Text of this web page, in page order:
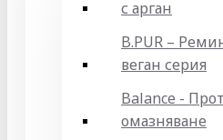
с арган
B.PUR –
веган серия
Balance -
омазняване